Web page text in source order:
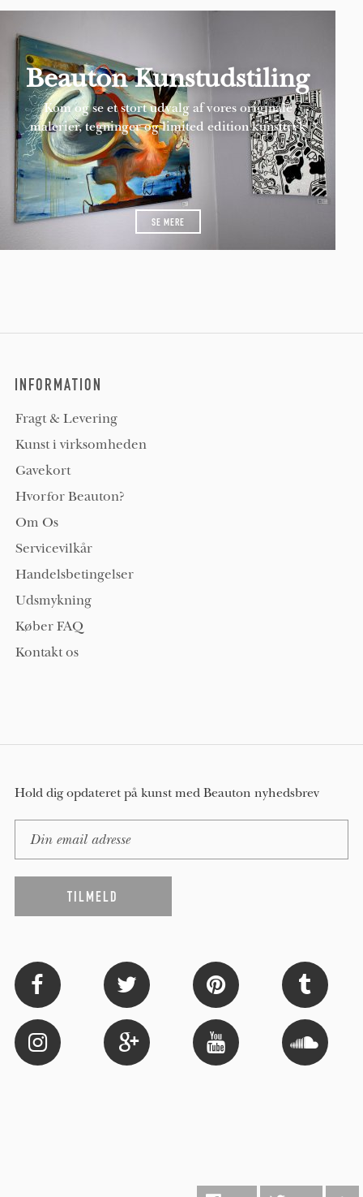
Beauton Kunstudstiling
Kom og se et stort udvalg af vores originale
malerier, tegninger og limited edition kunsttryk
SE MERE
INFORMATION
Fragt & Levering
Kunst i virksomheden
Gavekort
Hvorfor Beauton?
Om Os
Servicevilkår
Handelsbetingelser
Udsmykning
Køber FAQ
Kontakt os
Hold dig opdateret på kunst med Beauton nyhedsbrev